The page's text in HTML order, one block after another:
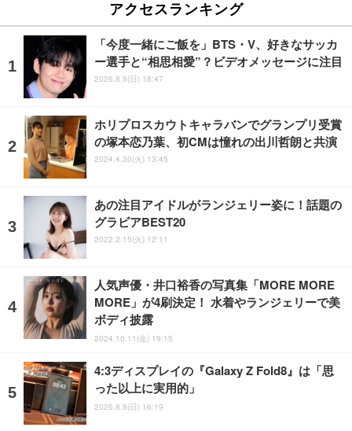
アクセスランキング
「今度一緒にご飯を」BTS・V、好きなサッカ
ー選手と“相思相愛”？ビデオメッセージに注目
2026.8.9(日) 18:47
ホリプロスカウトキャラバンでグランプリ受賞
の塚本恋乃葉、初CMは憧れの出川哲朗と共演
2024.4.30(火) 13:45
あの注目アイドルがランジェリー姿に！話題の
グラビアBEST20
2022.2.15(火) 12:11
人気声優・井口裕香の写真集「MORE MORE
MORE」が4刷決定！ 水着やランジェリーで美
ボディ披露
2024.10.11(金) 19:15
4:3ディスプレイの『Galaxy Z Fold8』は「思
った以上に実用的」
2026.8.9(日) 16:19